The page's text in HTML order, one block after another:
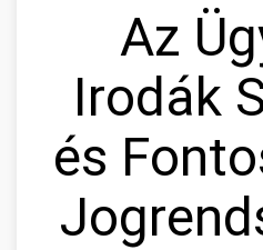
Az
Irodák
és